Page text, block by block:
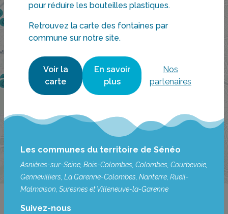
Localisez-moi
pour réduire les bouteilles plastiques.
Retrouvez la carte des fontaines par
commune sur notre site.
Voir la
carte
En savoir
plus
Nos
partenaires
Les communes du territoire de Sénéo
Asnières-sur-Seine, Bois-Colombes, Colombes, Courbevoie,
Gennevilliers, La Garenne-Colombes, Nanterre, Rueil-
Malmaison, Suresnes et Villeneuve-la-Garenne
Suivez-nous